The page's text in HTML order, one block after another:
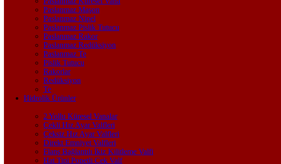
Paslanmaz Maşon
Paslanmaz Nipel
Paslanmaz Pislik Tutucu
Paslanmaz Rakor
Paslanmaz Redüksiyon
Paslanmaz Te
Pislik Tutucu
Rakorlar
Redüksiyon
Te
Hidrolik Ürünler
2 Yollu Küresel Vanalar
Çekli Hız Ayar Valfleri
Çeksiz Hız Ayar Valfleri
Direkt Emniyet Valfleri
Flanş Bağlantılı İkiz Kilitleme Valfi
Hat Tipi Popetli Çek Valf